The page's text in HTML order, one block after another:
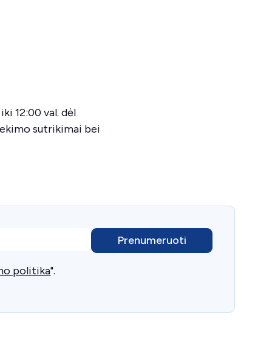
12:00 val. dėl
sutrikimai bei
politika".